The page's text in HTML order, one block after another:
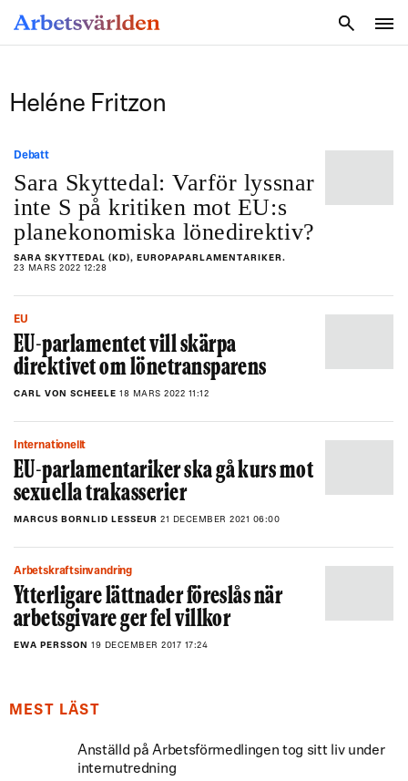
Heléne Fritzon
Debatt
Sara Skyttedal: Varför lyssnar
inte S på kritiken mot EU:s
planekonomiska lönedirektiv?
SARA SKYTTEDAL (KD), EUROPAPARLAMENTARIKER.
23 MARS 2022 12:28
EU
EU-parlamentet vill skärpa
direktivet om lönetransparens
CARL VON SCHEELE 18 MARS 2022 11:12
Internationellt
EU-parlamentariker ska gå kurs mot
sexuella trakasserier
MARCUS BORNLID LESSEUR 21 DECEMBER 2021 06:00
Arbetskraftsinvandring
Ytterligare lättnader föreslås när
arbetsgivare ger fel villkor
EWA PERSSON 19 DECEMBER 2017 17:24
MEST LÄST
Anställd på Arbetsförmedlingen tog sitt liv under
internutredning